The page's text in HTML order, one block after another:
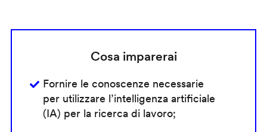
Cosa imparerai
Fornire le conoscenze necessarie
per utilizzare l’intelligenza artificiale
(IA) per la ricerca di lavoro;